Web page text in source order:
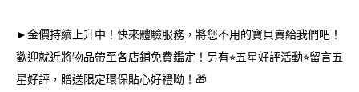
►金價持續上升中！快來體驗服務，將您不用的寶貝賣給我們吧！
歡迎就近將物品帶至各店鋪免費鑑定！另有⭐︎五星好評活動⭐︎留言五
星好評，贈送限定環保貼心好禮呦！🎁